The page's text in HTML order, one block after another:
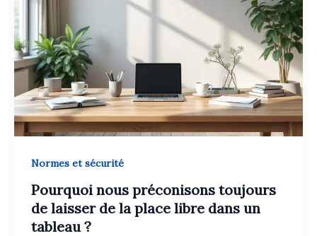
Normes et sécurité
Pourquoi nous préconisons toujours
de laisser de la place libre dans un
tableau ?